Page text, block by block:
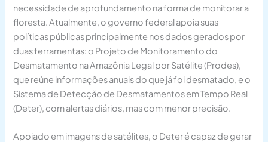
necessidade de aprofundamento na forma de monitorar a
floresta. Atualmente, o governo federal apoia suas
políticas públicas principalmente nos dados gerados por
duas ferramentas: o Projeto de Monitoramento do
Desmatamento na Amazônia Legal por Satélite (Prodes),
que reúne informações anuais do que já foi desmatado, e o
Sistema de Detecção de Desmatamentos em Tempo Real
(Deter), com alertas diários, mas com menor precisão.
Apoiado em imagens de satélites, o Deter é capaz de gerar